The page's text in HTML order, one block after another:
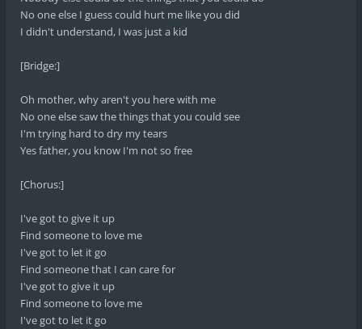
No one else I guess could hurt me like you did
I didn't understand, I was just a kid
[Bridge:]
Oh mother, why aren't you here with me
No one else saw the things that you could see
I'm trying hard to dry my tears
Yes father, you know I'm not so free
[Chorus:]
I've got to give it up
Find someone to love me
I've got to let it go
Find someone that I can care for
I've got to give it up
Find someone to love me
I've got to let it go